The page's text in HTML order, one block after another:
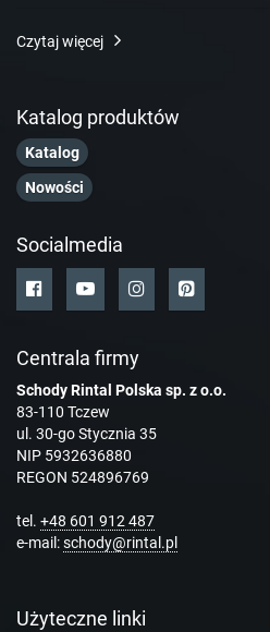
Czytaj więcej
Katalog produktów
Katalog
Nowości
Socialmedia
Centrala firmy
Schody Rintal Polska sp. z o.o.
83-110 Tczew
ul. 30-go Stycznia 35
NIP 5932636880
REGON 524896769
tel. +48 601 912 487
e-mail:schody@rintal.pl
Użyteczne linki